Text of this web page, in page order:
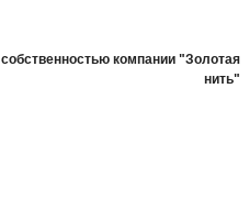
компании "Золотая
нить"